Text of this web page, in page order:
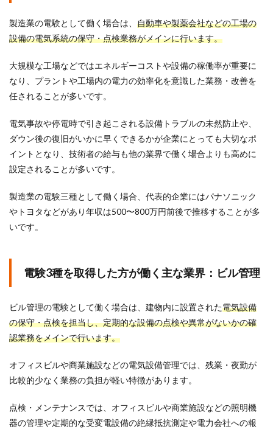
製造業の電験として働く場合は、 自動車や製薬会社などの工場の
設備の電気系統の保守・点検業務がメインに行います。
大規模な工場などではエネルギーコストや設備の稼働率が重要に
なり、プラントや工場内の電力の効率化を意識した業務・改善を
任されることが多いです。
電気事故や停電時で引き起こされる設備トラブルの未然防止や、
ダウン後の復旧がいかに早くできるかが企業にとっても大切なポ
イントとなり、技術者の給与も他の業界で働く場合よりも高めに
設定されることが多いです。
製造業の電験三種として働く場合、代表的企業にはパナソニック
やトヨタなどがあり年収は500〜800万円前後で推移することが多
いです。
電験3種を取得した方が働く主な業界：ビル管理
ビル管理の電験として働く場合は、建物内に設置された電気設備
の保守・点検を担当し、定期的な設備の点検や異常がないかの確
認業務をメインで行います。
オフィスビルや商業施設などの電気設備管理では、残業・夜勤が
比較的少なく業務の負担が軽い特徴があります。
点検・メンテナンスでは、オフィスビルや商業施設などの照明機
器の管理や定期的な受変電設備の絶縁抵抗測定や電力会社への報